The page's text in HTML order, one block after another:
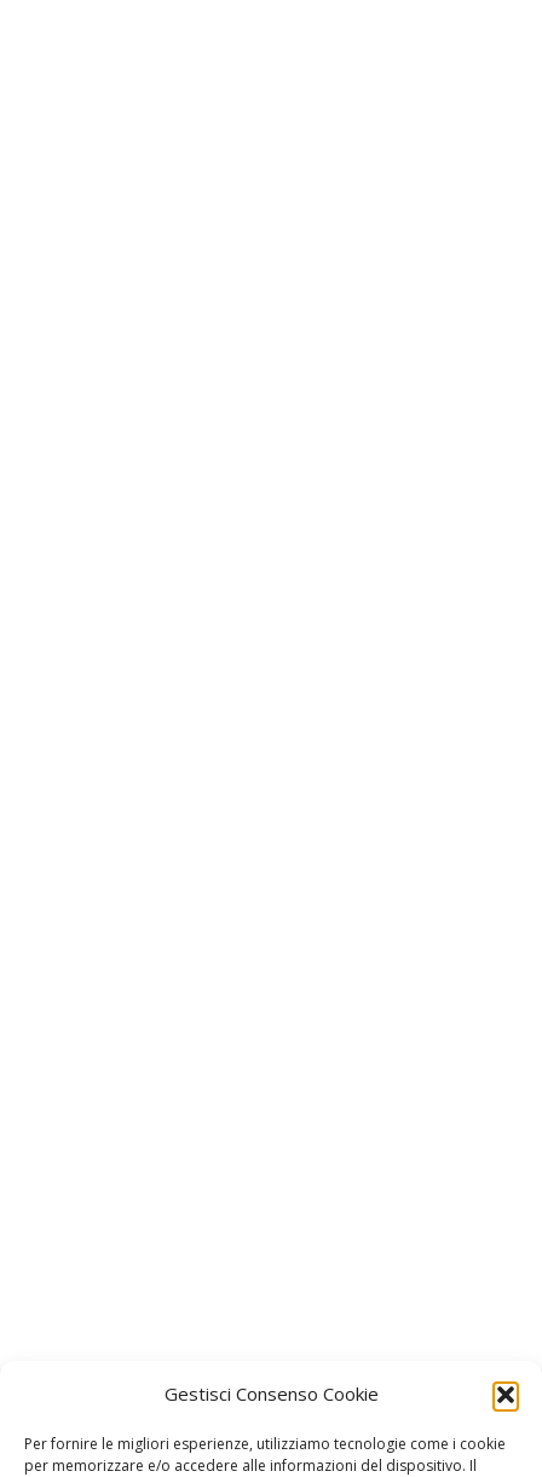
Gestisci Consenso Cookie
Per fornire le migliori esperienze, utilizziamo tecnologie come i cookie
per memorizzare e/o accedere alle informazioni del dispositivo. Il